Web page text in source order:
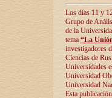
Los días 11 y
Grupo de
de la
tema “La
investigadores
Ciencias de
Universidades
Universidad
Universidad
Esta